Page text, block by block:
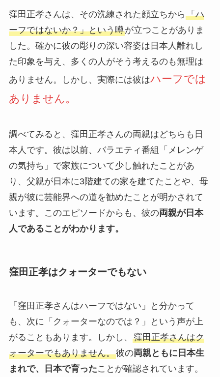
窪田正孝さんは、その洗練された顔立ちから 「ハ
ーフではないか？」という噂が立つことがありま
した。確かに彼の彫りの深い容姿は日本人離れし
た印象を与え、多くの人がそう考えるのも無理は
ありません。しかし、実際には彼はハーフでは
ありません。
調べてみると、窪田正孝さんの両親はどちらも日
本人です。彼は以前、バラエティ番組「メレンゲ
の気持ち」で家族について少し触れたことがあ
り、父親が日本に3階建ての家を建てたことや、母
親が彼に芸能界への道を勧めたことが明かされて
います。このエピソードからも、彼の両親が日本
人であることがわかります。
窪田正孝はクォーターでもない
「窪田正孝さんはハーフではない」と分かって
も、次に「クォーターなのでは？」という声が上
がることもあります。しかし、 窪田正孝さんはク
ォーターでもありません。彼の両親ともに日本生
まれで、日本で育ったことが確認されています。